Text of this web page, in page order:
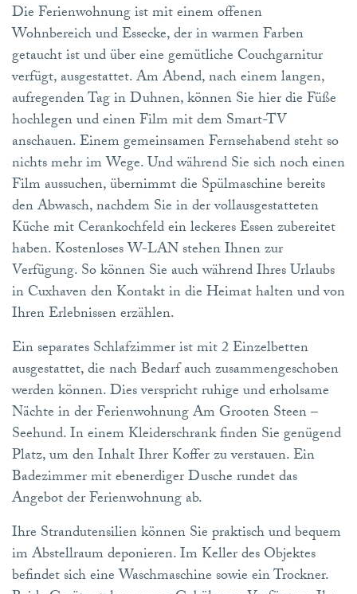
Die Ferienwohnung ist mit einem offenen
Wohnbereich und Essecke, der in warmen Farben
getaucht ist und über eine gemütliche Couchgarnitur
verfügt, ausgestattet. Am Abend, nach einem langen,
aufregenden Tag in Duhnen, können Sie hier die Füße
hochlegen und einen Film mit dem Smart-TV
anschauen. Einem gemeinsamen Fernsehabend steht so
nichts mehr im Wege. Und während Sie sich noch einen
Film aussuchen, übernimmt die Spülmaschine bereits
den Abwasch, nachdem Sie in der vollausgestatteten
Küche mit Cerankochfeld ein leckeres Essen zubereitet
haben. Kostenloses W-LAN stehen Ihnen zur
Verfügung. So können Sie auch während Ihres Urlaubs
in Cuxhaven den Kontakt in die Heimat halten und von
Ihren Erlebnissen erzählen.
Ein separates Schlafzimmer ist mit 2 Einzelbetten
ausgestattet, die nach Bedarf auch zusammengeschoben
werden können. Dies verspricht ruhige und erholsame
Nächte in der Ferienwohnung Am Grooten Steen –
Seehund. In einem Kleiderschrank finden Sie genügend
Platz, um den Inhalt Ihrer Koffer zu verstauen. Ein
Badezimmer mit ebenerdiger Dusche rundet das
Angebot der Ferienwohnung ab.
Ihre Strandutensilien können Sie praktisch und bequem
im Abstellraum deponieren. Im Keller des Objektes
befindet sich eine Waschmaschine sowie ein Trockner.